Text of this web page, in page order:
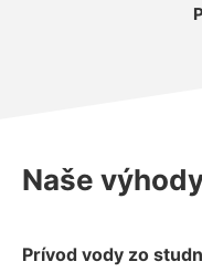
Naše
Prívod vody zo